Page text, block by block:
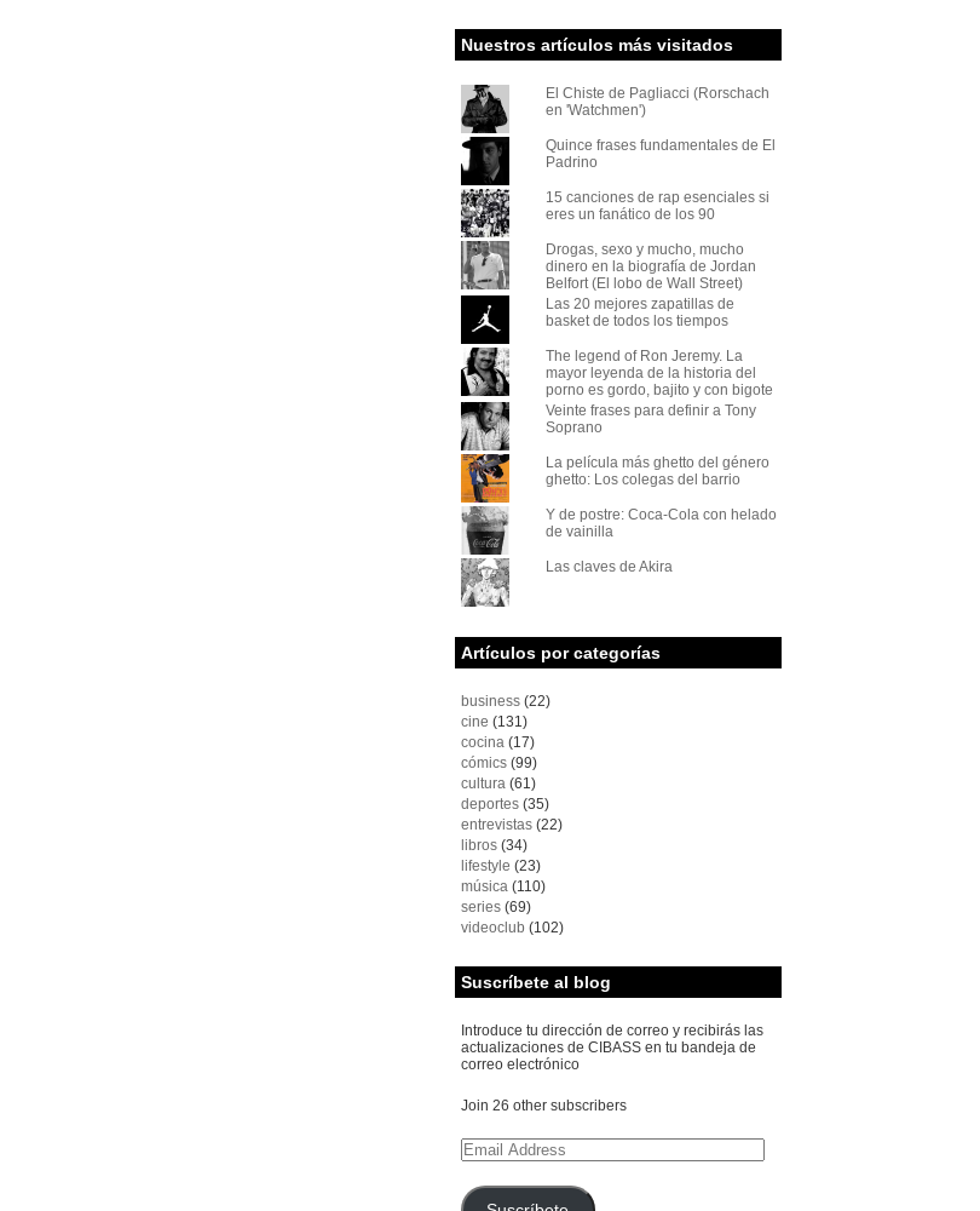
Nuestros artículos más visitados
El Chiste de Pagliacci (Rorschach
en 'Watchmen')
Quince frases fundamentales de El
Padrino
15 canciones de rap esenciales si
eres un fanático de los 90
Drogas, sexo y mucho, mucho
dinero en la biografía de Jordan
Belfort (El lobo de Wall Street)
Las 20 mejores zapatillas de
basket de todos los tiempos
The legend of Ron Jeremy. La
mayor leyenda de la historia del
porno es gordo, bajito y con bigote
Veinte frases para definir a Tony
Soprano
La película más ghetto del género
ghetto: Los colegas del barrio
Y de postre: Coca-Cola con helado
de vainilla
Las claves de Akira
Artículos por categorías
business(22)
cine (131)
cocina(17)
cómics(99)
cultura(61)
deportes(35)
entrevistas(22)
libros(34)
lifestyle (23)
música(110)
series(69)
videoclub (102)
Suscríbete al blog
Introduce tu dirección de correo y recibirás las
actualizaciones de CIBASS en tu bandeja de
correo electrónico
Join 26 other subscribers
Email
Address